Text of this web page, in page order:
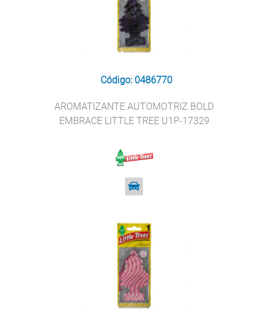
Código: 0486770
AROMATIZANTE AUTOMOTRIZ BOLD
EMBRACE LITTLE TREE U1P-17329